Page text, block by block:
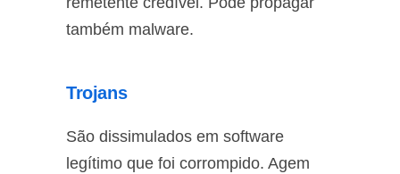
também malware.
Trojans
São dissimulados em software
legítimo que foi corrompido. Agem